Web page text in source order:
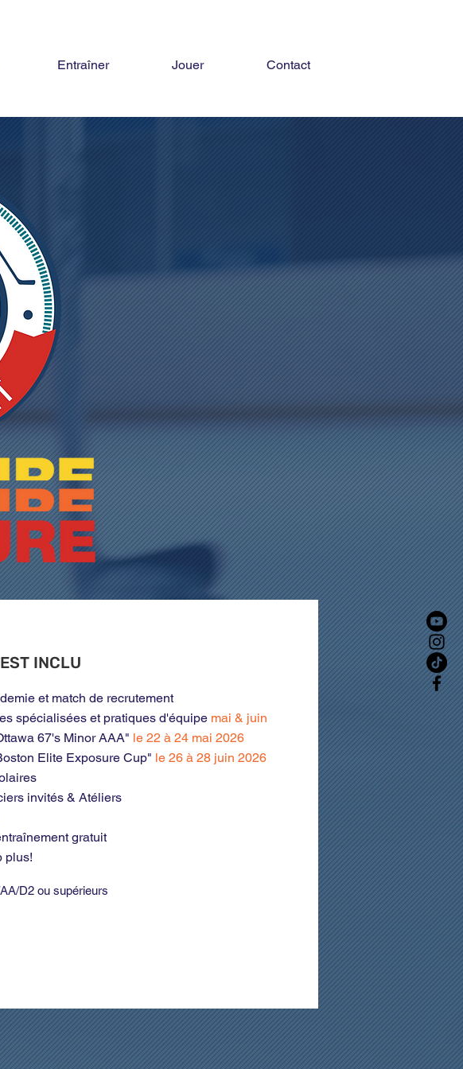
Entraîner Jouer Contact
INCLU
et match de recrutement
spécialisées et pratiques d'équipe mai & juin
67's Minor AAA" le 22 à 24 mai 2026
Elite Exposure Cup" le 26 à 28 juin 2026
invités & Atéliers
gratuit
plus!
D2 ou supérieurs